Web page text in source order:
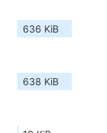
636 KiB
638 KiB